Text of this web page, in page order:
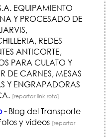
EQUIPAMIENTO
Y PROCESADO DE
REDES
ANTICORTE,
PARA CULATO Y
DE CARNES, MESAS
Y ENGRAPADORAS
[reportar link roto]
-Blog del Transporte
y videos [reportar